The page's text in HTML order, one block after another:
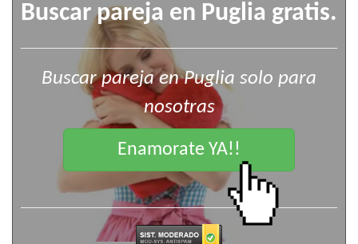
Buscar pareja en Puglia gratis.
Buscar pareja en Puglia solo para
nosotras
Enamorate YA!!